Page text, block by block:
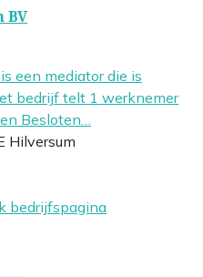
BV
een mediator die is
bedrijf telt 1 werknemer
Besloten…
Hilversum
bedrijfspagina